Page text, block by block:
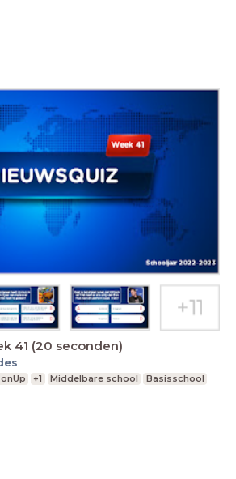
41 (20 seconden)
+1 Middelbare school
Basisschool